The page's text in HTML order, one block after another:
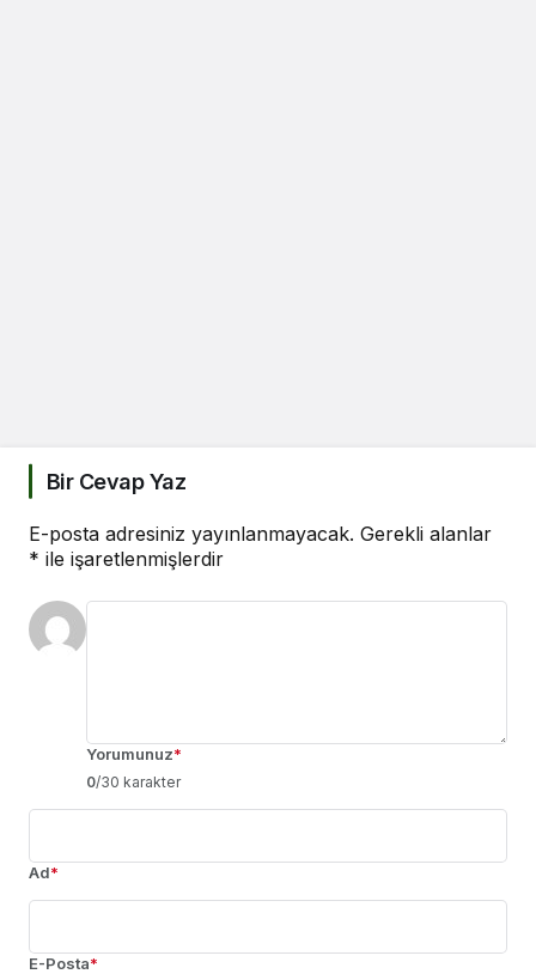
Bir Cevap Yaz
E-posta adresiniz yayınlanmayacak. Gerekli alanlar
* ile işaretlenmişlerdir
Yorumunuz*
0/30 karakter
Ad*
E-Posta*